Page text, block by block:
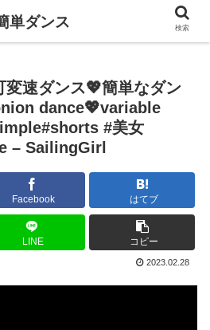
変速ダンス💖簡単なダン
dance💖variable
#美女
– SailingGirl
Facebook はてブ
LINE コピー
2023.02.28
単ダンス 検索